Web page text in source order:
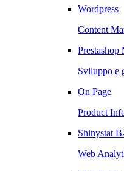
Wordpress
Content
Prestashop
Sviluppo e
On Page
Product
Shinystat
Web